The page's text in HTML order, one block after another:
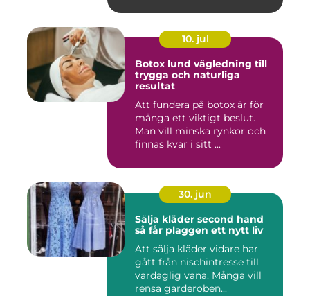
10. jul
Botox lund vägledning till
trygga och naturliga
resultat
Att fundera på botox är för
många ett viktigt beslut.
Man vill minska rynkor och
finnas kvar i sitt ...
30. jun
Sälja kläder second hand
så får plaggen ett nytt liv
Att sälja kläder vidare har
gått från nischintresse till
vardaglig vana. Många vill
rensa garderoben...